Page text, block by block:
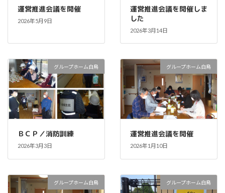
運営推進会議を開催
2026年5月9日
運営推進会議を開催しま
した
2026年3月14日
グループホーム白鳥
ＢＣＰ／消防訓練
2026年3月3日
グループホーム白鳥
運営推進会議を開催
2026年1月10日
グループホーム白鳥 グループホーム白鳥